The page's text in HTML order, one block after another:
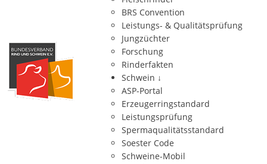
BRS Convention
Leistungs- & Qualitätsprüfung
Jungzüchter
Forschung
Rinderfakten
Schwein ↓
ASP-Portal
Erzeugerringstandard
Leistungsprüfung
Spermaqualitätsstandard
Soester Code
Schweine-Mobil